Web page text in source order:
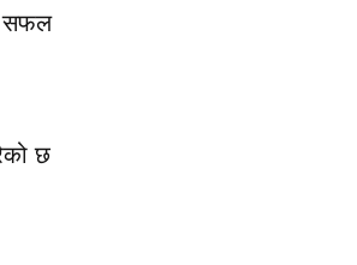
सफल
छ